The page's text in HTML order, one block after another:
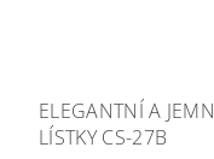
ELEGANTNÍ A
LÍSTKY CS-27B